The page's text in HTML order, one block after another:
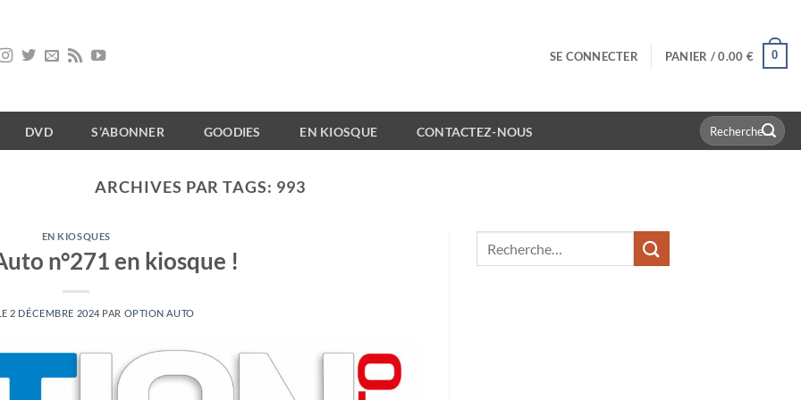
SE CONNECTER PANIER /0.00 € 0
DVD S’ABONNER GOODIES EN KIOSQUE CONTACTEZ-NOUS
Recherche
pour :
ARCHIVES PAR TAGS: 993
EN KIOSQUES
n°271 en kiosque !
2 DÉCEMBRE 2024 PAR OPTION AUTO